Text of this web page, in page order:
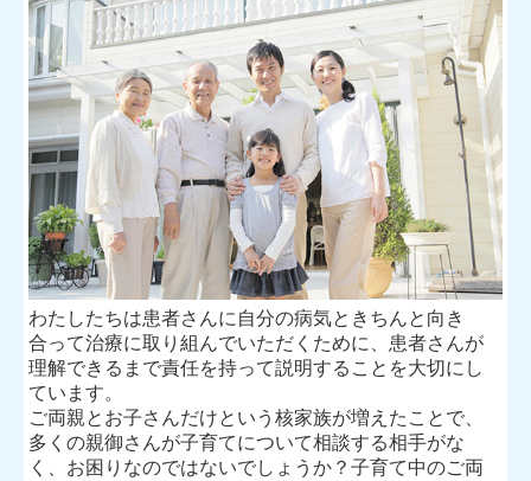
わたしたちは患者さんに自分の病気ときちんと向き
合って治療に取り組んでいただくために、患者さんが
理解できるまで責任を持って説明することを大切にし
ています。
ご両親とお子さんだけという核家族が増えたことで、
多くの親御さんが子育てについて相談する相手がな
く、お困りなのではないでしょうか？子育て中のご両